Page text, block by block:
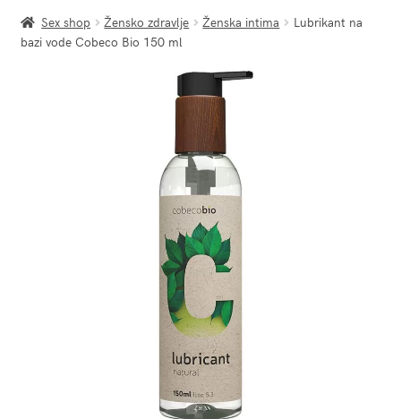
Sex shop Žensko zdravlje Ženska intima
Lubrikant na
bazi vode Cobeco Bio 150 ml